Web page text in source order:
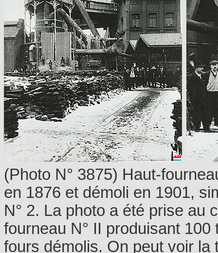
(Photo N° 3875) Haut-
en 1876 et démoli en 1901,
N° 2. La photo a été prise au
fourneau N° II produisant
fours démolis. On peut voir la